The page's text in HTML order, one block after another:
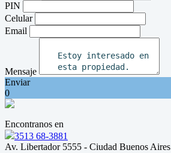
PIN
Celular
Email
Mensaje
Enviar
0
Encontranos en
3513 68-3881
Av. Libertador 5555 - Ciudad Buenos Aires